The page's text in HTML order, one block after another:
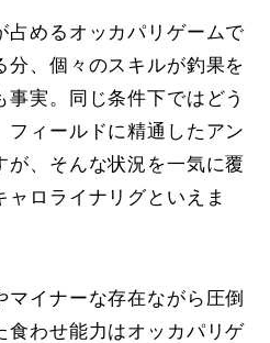
占めるオッカパリゲームで
分、個々のスキルが釣果を
実。同じ条件下ではどう
フィールドに精通したアン
が、そんな状況を一気に覆
ロライナリグといえま
イナーな存在ながら圧倒
食わせ能力はオッカパリゲ